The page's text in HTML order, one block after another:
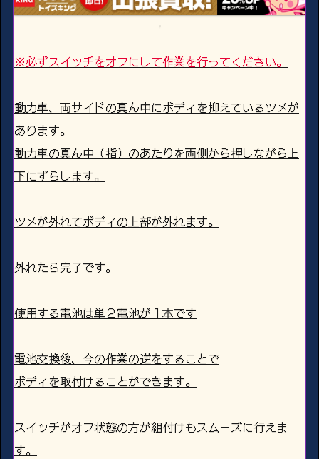
※必ずスイッチをオフにして作業を行ってください。
動力車、両サイドの真ん中にボディを抑えているツメが
あります。
動力車の真ん中（指）のあたりを両側から押しながら上
下にずらします。
ツメが外れてボディの上部が外れます。
外れたら完了です。
使用する電池は単２電池が１本です
電池交換後、今の作業の逆をすることで
ボディを取付けることができます。
スイッチがオフ状態の方が組付けもスムーズに行えま
す。